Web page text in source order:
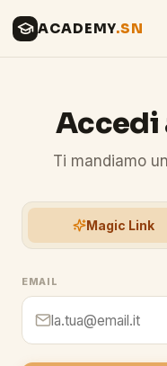
ACADEMY.SN
Accedi
Ti mandiamo
Magic Link
EMAIL